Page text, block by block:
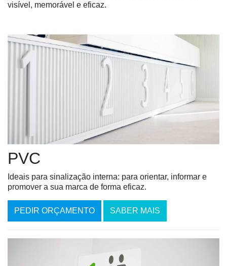
visível, memorável e eficaz.
PVC
Ideais para sinalização interna: para orientar, informar e
promover a sua marca de forma eficaz.
PEDIR ORÇAMENTO SABER MAIS